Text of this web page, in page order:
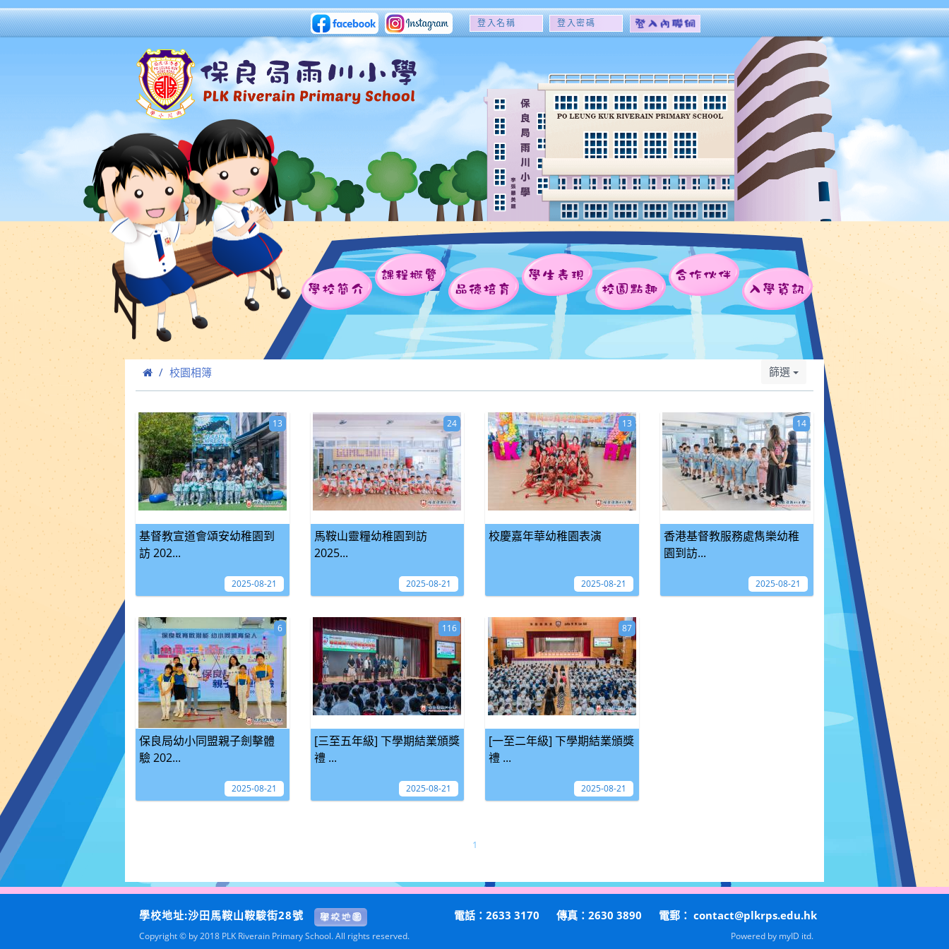
登
名
稱
登
密
碼
學校簡介
課程概覽
品德培育
學生表現
校園點趣
合作伙伴
入學資訊
校園相簿 篩選
基督教宣道會頌安幼稚園到
訪 202...
13
2025-08-21
馬鞍山靈糧幼稚園到訪
2025...
24
2025-08-21
校慶嘉年華幼稚園表演
13
2025-08-21
香港基督教服務處雋樂幼稚
園到訪...
14
2025-08-21
保良局幼小同盟親子劍擊體
驗 202...
6
2025-08-21
[三至五年級] 下學期結業頒獎
禮 ...
116
2025-08-21
[一至二年級] 下學期結業頒獎
禮 ...
87
2025-08-21
1
學校地址:沙田馬鞍山鞍駿街28號 電話：2633 3170 傳真：2630 3890 電郵： contact@plkrps.edu.hk
Copyright © by 2018 PLK Riverain Primary School. All rights reserved. Powered by myID itd.